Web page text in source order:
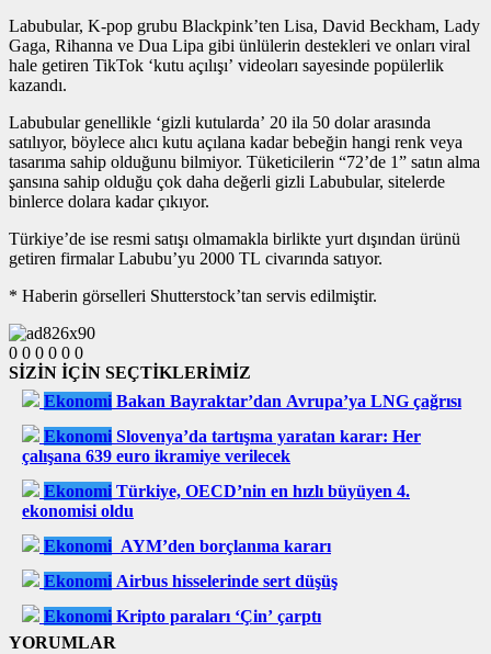
Labubular, K-pop grubu Blackpink’ten Lisa, David Beckham, Lady
Gaga, Rihanna ve Dua Lipa gibi ünlülerin destekleri ve onları viral
hale getiren TikTok ‘kutu açılışı’ videoları sayesinde popülerlik
kazandı.
Labubular genellikle ‘gizli kutularda’ 20 ila 50 dolar arasında
satılıyor, böylece alıcı kutu açılana kadar bebeğin hangi renk veya
tasarıma sahip olduğunu bilmiyor. Tüketicilerin “72’de 1” satın alma
şansına sahip olduğu çok daha değerli gizli Labubular, sitelerde
binlerce dolara kadar çıkıyor.
Türkiye’de ise resmi satışı olmamakla birlikte yurt dışından ürünü
getiren firmalar Labubu’yu 2000 TL civarında satıyor.
* Haberin görselleri Shutterstock’tan servis edilmiştir.
0 0 0 0 0 0
SİZİN İÇİN SEÇTİKLERİMİZ
Ekonomi Bakan Bayraktar’dan Avrupa’ya LNG çağrısı
Ekonomi Slovenya’da tartışma yaratan karar: Her
çalışana 639 euro ikramiye verilecek
Ekonomi Türkiye, OECD’nin en hızlı büyüyen 4.
ekonomisi oldu
Ekonomi AYM’den borçlanma kararı
Ekonomi Airbus hisselerinde sert düşüş
Ekonomi Kripto paraları ‘Çin’ çarptı
YORUMLAR